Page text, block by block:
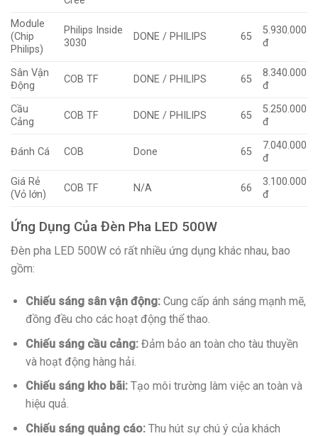
Module
(Chip
Philips)
Philips Inside
3030
DONE / PHILIPS 65
5.930.000
đ
Sân Vận
Động
COB TF DONE / PHILIPS 65
8.340.000
đ
Cầu
Cảng
COB TF DONE / PHILIPS 65
5.250.000
đ
Đánh Cá COB Done 65
7.040.000
đ
Giá Rẻ
(Vỏ lớn)
COB TF N/A 66
3.100.000
đ
Ứng Dụng Của Đèn Pha LED 500W
Đèn pha LED 500W có rất nhiều ứng dụng khác nhau, bao
gồm:
Chiếu sáng sân vận động:Cung cấp ánh sáng mạnh mẽ,
đồng đều cho các hoạt động thể thao.
Chiếu sáng cầu cảng:Đảm bảo an toàn cho tàu thuyền
và hoạt động hàng hải.
Chiếu sáng kho bãi:Tạo môi trường làm việc an toàn và
hiệu quả.
Chiếu sáng quảng cáo:Thu hút sự chú ý của khách